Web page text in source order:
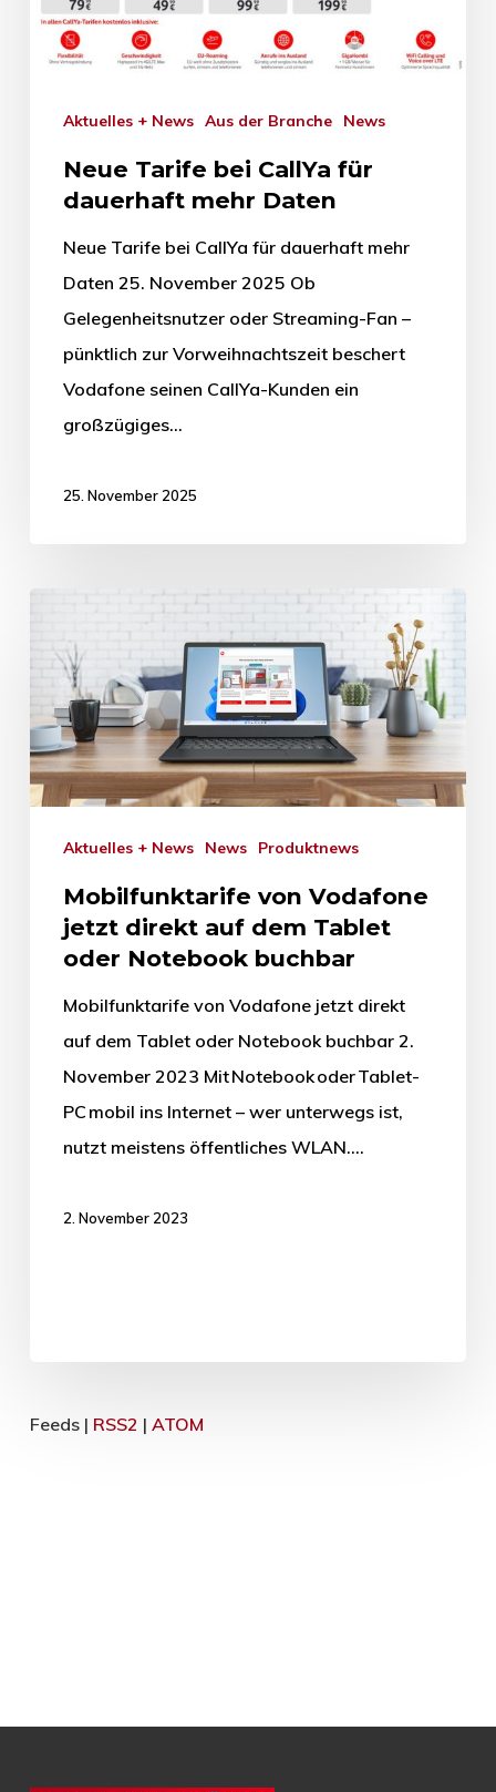
Aktuelles + News Aus der Branche News
Neue Tarife bei CallYa für
dauerhaft mehr Daten
Neue Tarife bei CallYa für dauerhaft mehr
Daten 25. November 2025 Ob
Gelegenheitsnutzer oder Streaming-Fan –
pünktlich zur Vorweihnachtszeit beschert
Vodafone seinen CallYa-Kunden ein
großzügiges…
25. November 2025
Aktuelles + News News Produktnews
Mobilfunktarife von Vodafone
jetzt direkt auf dem Tablet
oder Notebook buchbar
Mobilfunktarife von Vodafone jetzt direkt
auf dem Tablet oder Notebook buchbar 2.
November 2023 Mit Notebook oder Tablet-
PC mobil ins Internet – wer unterwegs ist,
nutzt meistens öffentliches WLAN.…
2. November 2023
Feeds | RSS2 | ATOM